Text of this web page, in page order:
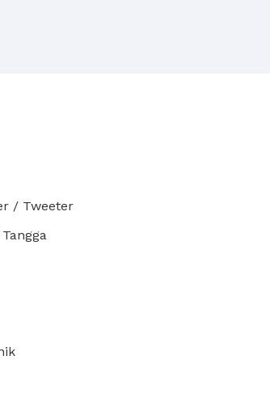
Hzmeter, Multimeter, Skakel Listrik,
BMA, Speaker RCF / PD,
/ Tweeter